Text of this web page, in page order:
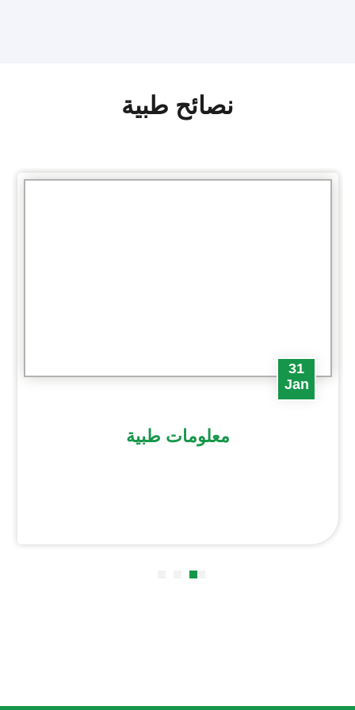
نصائح طبية
31
Jan
معلومات طبية